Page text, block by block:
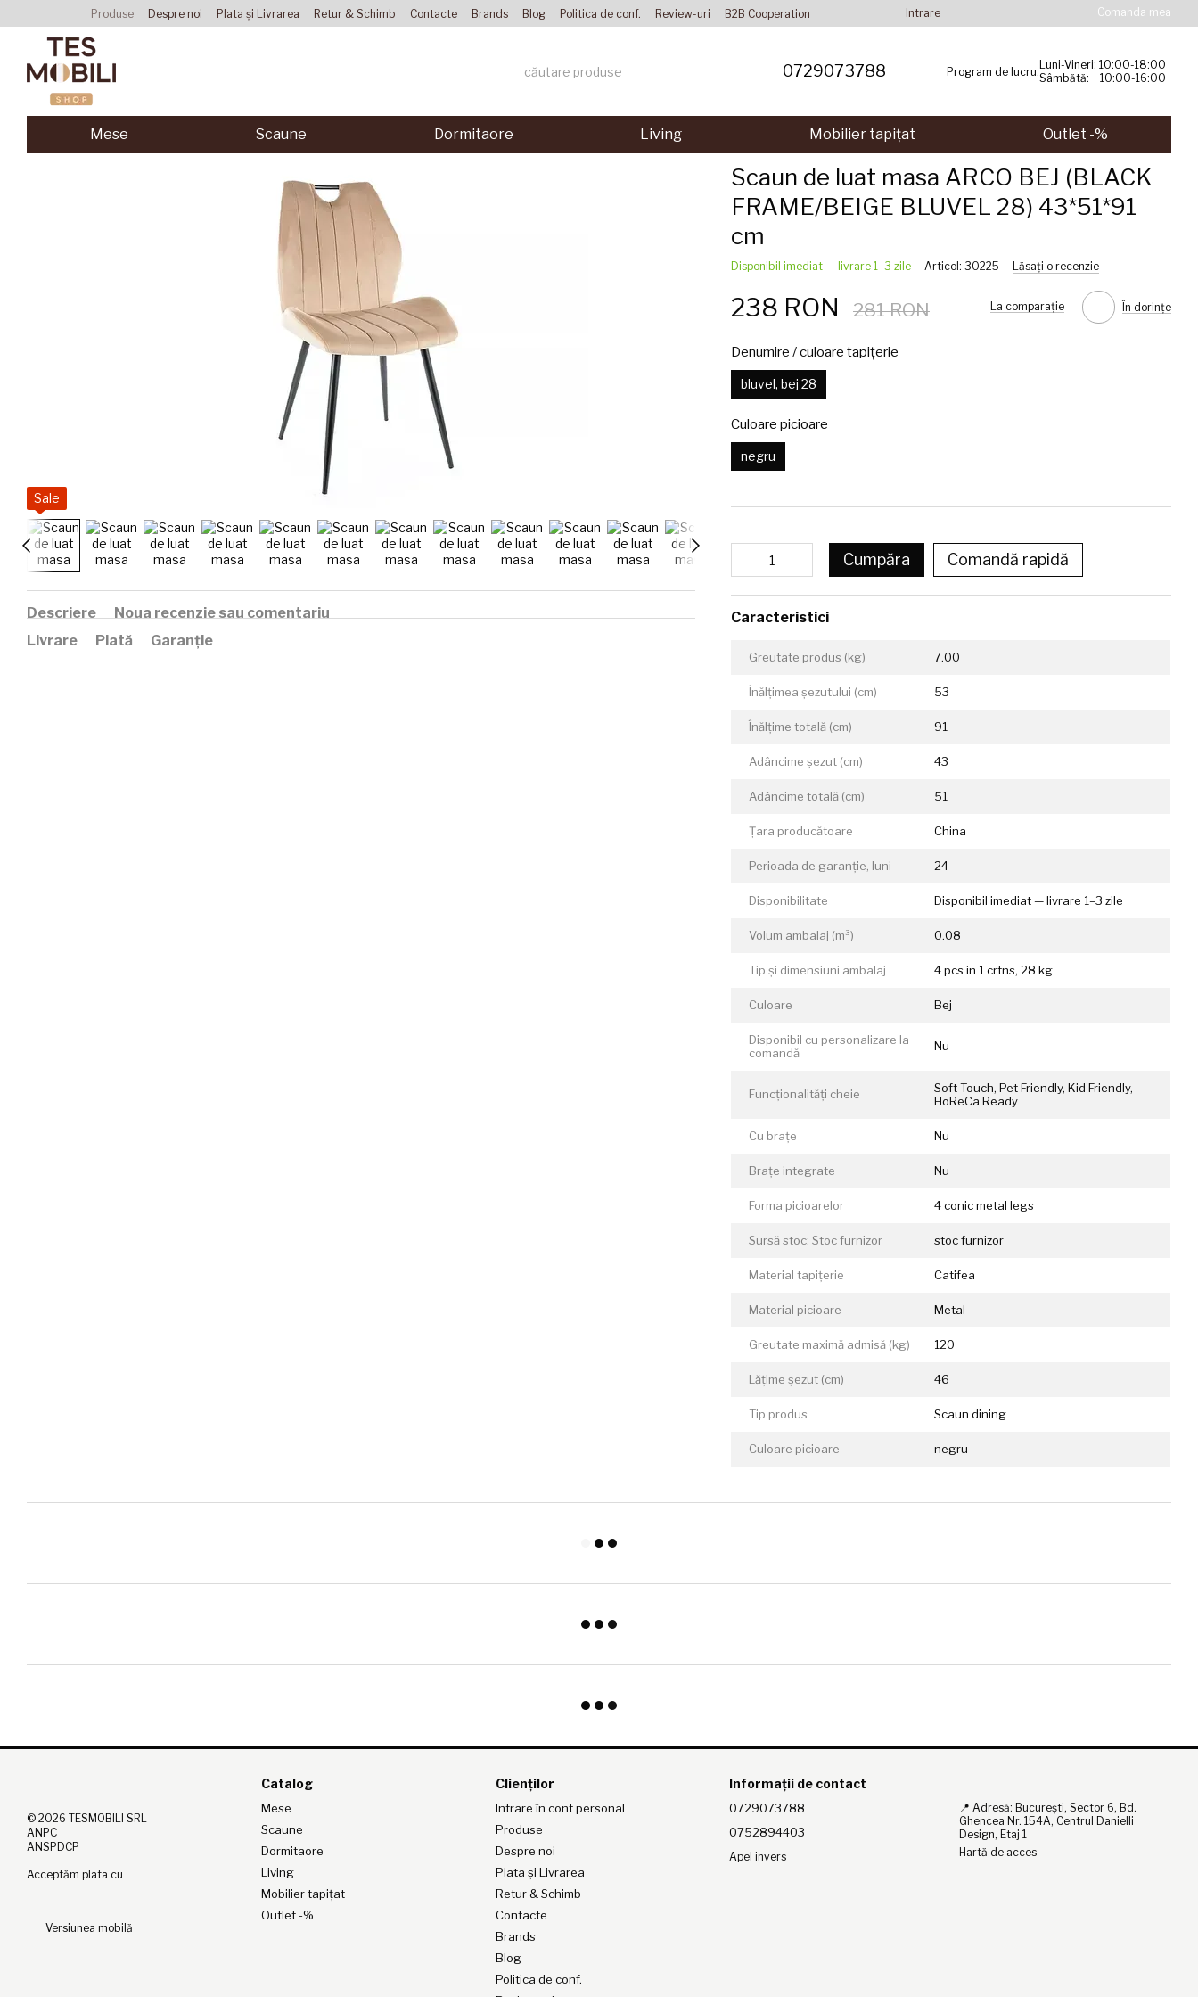
Mergi la conținutul principal
Produse Despre noi Plata și Livrarea Retur & Schimb Contacte Brands Blog Politica de conf. Review-uri
B2B Cooperation
Acordul utilizatorului
Intrare Comanda mea
0729073788 Program de lucru: Luni-Vineri: 10:00-18:00
Sâmbătă: 10:00-16:00
Mese Scaune Dormitaore Living Mobilier tapițat Outlet -%
Sale
Descriere
Noua recenzie sau comentariu
Livrare
Plată Garanție
Scaun de luat masa ARCO BEJ (BLACK
FRAME/BEIGE BLUVEL 28) 43*51*91
сm
Disponibil imediat — livrare 1–3 zile Articol: 30225 Lăsați o recenzie
238 RON 281 RON La comparație În dorințe
Denumire / culoare tapițerie
bluvel, bej 28
Culoare picioare
negru
Cumpăra Comandă rapidă
Caracteristici
Greutate produs (kg) 7.00
Înălțimea șezutului (сm) 53
Înălțime totală (cm) 91
Adâncime șezut (cm) 43
Adâncime totală (cm) 51
Țara producătoare China
Perioada de garanție, luni 24
Disponibilitate Disponibil imediat — livrare 1–3 zile
Volum ambalaj (m³) 0.08
Tip și dimensiuni ambalaj 4 pcs in 1 crtns, 28 kg
Culoare Bej
Disponibil cu personalizare la
comandă
Nu
Funcționalități cheie
Soft Touch, Pet Friendly, Kid Friendly,
HoReCa Ready
Cu brațe Nu
Brațe integrate Nu
Forma picioarelor 4 conic metal legs
Sursă stoc: Stoc furnizor stoc furnizor
Material tapițerie Catifea
Material picioare Metal
Greutate maximă admisă (kg) 120
Lățime șezut (cm) 46
Tip produs Scaun dining
Culoare picioare negru
© 2026 TESMOBILI SRL
ANPC
ANSPDCP
Acceptăm plata cu
Versiunea mobilă
Catalog
Mese
Scaune
Dormitaore
Living
Mobilier tapițat
Outlet -%
Clienților
Intrare în cont personal
Produse
Despre noi
Plata și Livrarea
Retur & Schimb
Contacte
Brands
Blog
Politica de conf.
Informații de contact
0729073788
0752894403
Apel invers
📍 Adresă: București, Sector 6, Bd.
Ghencea Nr. 154A, Centrul Danielli
Design, Etaj 1
Hartă de acces